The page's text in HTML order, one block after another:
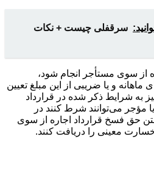
سرقفلی چیست + نکات
از سوی مستأجر انجام شود،
و یا ضریبی از این مبلغ تعیین
به شرایط ذکر شده در قرارداد
مؤجر می‌توانند شرط کنند در
حق فسخ قرارداد اجاره از سوی
معینی را دریافت کنند.